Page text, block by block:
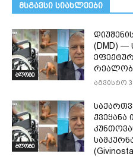
მსგავსი სიახლეები
ბლოგი
(DMD)
აგვისტო
ბლოგი
ქვეყანა